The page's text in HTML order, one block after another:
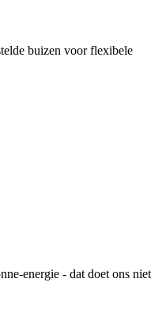
buizen voor flexibele
energie - dat doet ons niet